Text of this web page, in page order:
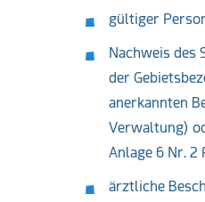
gültiger
Nachweis des
der
anerkannten
Verwaltung)
Anlage 6 Nr. 2
ärztliche